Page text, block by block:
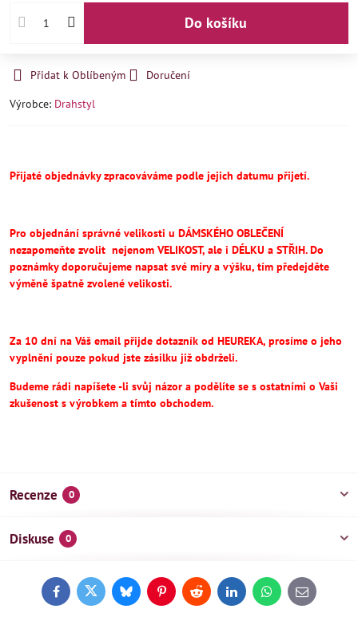
Do košíku
Přidat k Oblíbeným
Doručení
Výrobce: Drahstyl
Přijaté objednávky zpracováváme podle jejich datumu přijetí.
Pro objednání správné velikosti u DÁMSKÉHO OBLEČENÍ
nezapomeňte zvolit nejenom VELIKOST, ale i DÉLKU a STŘIH.Do
poznámky doporučujeme napsat své míry a výšku, tím předejděte
výměně špatně zvolené velikosti.
Za 10 dní na Váš email přijde dotazník od HEUREKA, prosíme o jeho
vyplnění pouze pokud jste zásilku již obdrželi.
Budeme rádi napíšete -li svůj názor a podělíte se s ostatními o Vaši
zkušenost s výrobkem a tímto obchodem.
Recenze 0
Diskuse 0
FacebookTwitterBlueskyPinterestReddit LinkedInWhatsApp
E-
mail